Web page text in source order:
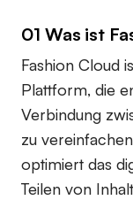
01 Was ist
Fashion Cloud
Plattform, die
Verbindung
zu
optimiert das
Teilen von